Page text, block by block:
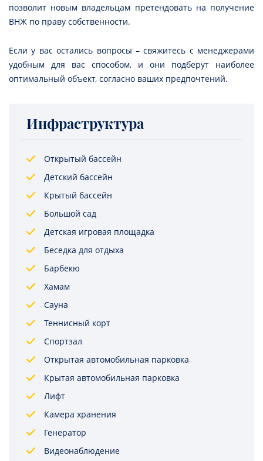
позволит новым владельцам претендовать на получение
ВНЖ по праву собственности.
Если у вас остались вопросы – свяжитесь с менеджерами
удобным для вас способом, и они подберут наиболее
оптимальный объект, согласно ваших предпочтений.
Инфраструктура
Открытый бассейн
Детский бассейн
Крытый бассейн
Большой сад
Детская игровая площадка
Беседка для отдыха
Барбекю
Хамам
Сауна
Теннисный корт
Спортзал
Открытая автомобильная парковка
Крытая автомобильная парковка
Лифт
Камера хранения
Генератор
Видеонаблюдение